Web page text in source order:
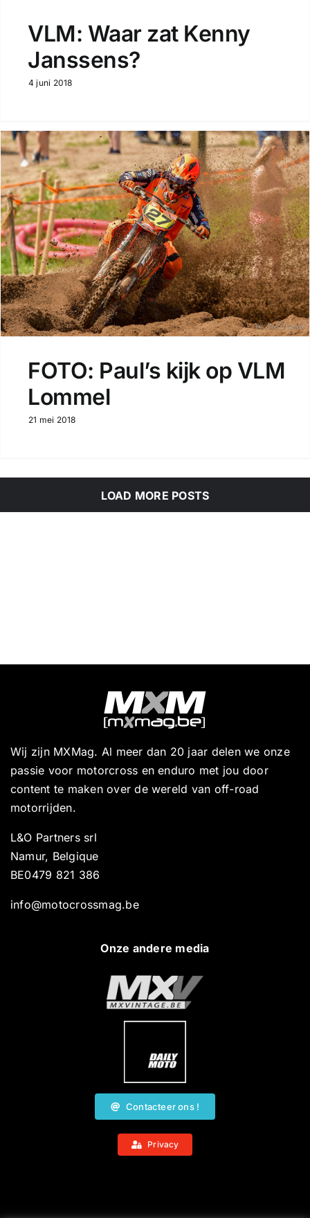
VLM: Waar zat Kenny
Janssens?
4 juni 2018
FOTO: Paul’s kijk op VLM
Lommel
21 mei 2018
LOAD MORE POSTS
Wij zijn MXMag. Al meer dan 20 jaar delen we onze
passie voor motorcross en enduro met jou door
content te maken over de wereld van off-road
motorrijden.
L&O Partners srl
Namur, Belgique
BE0479 821 386
info@motocrossmag.be
Onze andere media
Contacteer ons !
Privacy